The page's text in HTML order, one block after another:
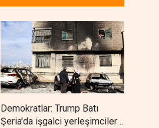
Demokratlar: Trump Batı
Şeria'da işgalci yerleşimcilere